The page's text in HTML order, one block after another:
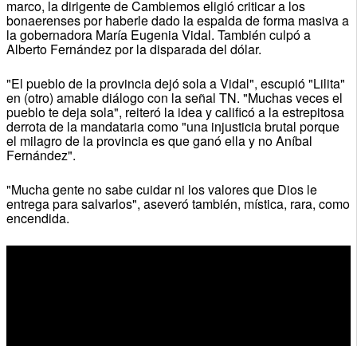
marco, la dirigente de Cambiemos eligió criticar a los
bonaerenses por haberle dado la espalda de forma masiva a
la gobernadora María Eugenia Vidal. También culpó a
Alberto Fernández por la disparada del dólar.
"El pueblo de la provincia dejó sola a Vidal", escupió "Lilita"
en (otro) amable diálogo con la señal TN. "Muchas veces el
pueblo te deja sola", reiteró la idea y calificó a la estrepitosa
derrota de la mandataria como "una injusticia brutal porque
el milagro de la provincia es que ganó ella y no Aníbal
Fernández".
"Mucha gente no sabe cuidar ni los valores que Dios le
entrega para salvarlos", aseveró también, mística, rara, como
encendida.